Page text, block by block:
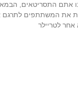
אתם התסריטאים,
את המשתתפים לתרגם
לטריילר